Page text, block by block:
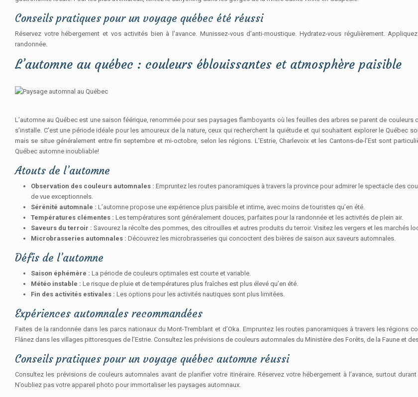
Conseils pratiques pour un voyage québec été réussi
Réservez votre hébergement et vos activités bien à l’avance. Munissez-vous d’anti-moustique. Hydratez-vous régulièrement.
randonnée.
L’automne au québec : couleurs éblouissantes et atmosphère paisible
L’automne au Québec est une saison féérique, renommée pour ses paysages flamboyants où les feuilles des arbres se parent de
s’installe. C’est une période idéale pour les amoureux de la nature, ceux qui recherchent la quiétude et qui souhaitent explorer le Québec
mais se situe généralement entre fin septembre et mi-octobre, selon les régions. L’Estrie, Charlevoix et les Cantons-de-l’Est sont
Québec automne inoubliable!
Atouts de l’automne
Observation des couleurs automnales : Empruntez les routes panoramiques à travers la province pour admirer le spectacle des
de vue exceptionnels.
Sérénité automnale : L’automne propose une expérience plus paisible et intime, avec moins de touristes qu’en été.
Températures clémentes : Les températures sont généralement douces, parfaites pour la randonnée et les activités de plein air.
Saveurs du terroir : Savourez la récolte des pommes, des citrouilles et autres produits du terroir. Visitez les vergers et les marchés
Microbrasseries automnales : Découvrez les microbrasseries qui concoctent des bières de saison aux saveurs automnales.
Défis de l’automne
Saison éphémère : La période de couleurs optimales est courte et variable.
Météo instable : Le risque de pluie et de températures plus fraîches est plus élevé qu’en été.
Fin des activités estivales : Les options pour les activités nautiques sont plus limitées.
Expériences automnales recommandées
Faites de la randonnée dans les parcs nationaux du Mont-Tremblant et d’Oka. Empruntez les routes panoramiques à travers les régions
Flânez dans les villages pittoresques de l’Estrie. Consultez les prévisions de couleurs automnales du Ministère des Forêts, de la Faune et
Conseils pratiques pour un voyage québec automne réussi
Consultez les prévisions de couleurs automnales avant de planifier votre itinéraire. Réservez votre hébergement à l’avance, surtout
N’oubliez pas votre appareil photo pour immortaliser les paysages automnaux.